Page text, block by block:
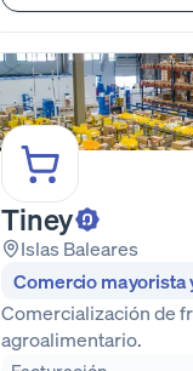
Tiney
Islas Baleares
Comercio mayorista
Comercialización de
agroalimentario.